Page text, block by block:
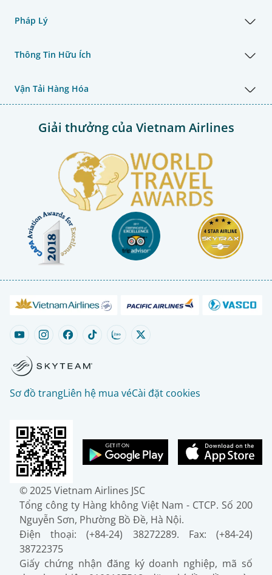
Pháp Lý
Thông Tin Hữu Ích
Vận Tải Hàng Hóa
Giải thưởng của Vietnam Airlines
Sơ đồ trangLiên hệ mua véCài đặt cookies
© 2025 Vietnam Airlines JSC
Tổng công ty Hàng không Việt Nam - CTCP. Số 200
Nguyễn Sơn, Phường Bồ Đề, Hà Nội.
Điện thoại: (+84-24) 38272289. Fax: (+84-24)
38722375
Giấy chứng nhận đăng ký doanh nghiệp, mã số